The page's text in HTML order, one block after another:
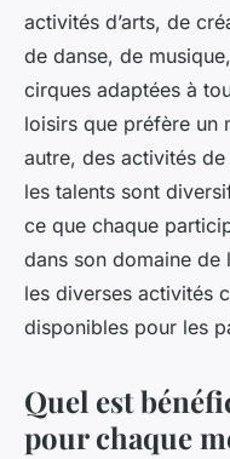
activités d’arts, de
de danse, de
cirques adaptées à
loisirs que préfère un
autre, des activités
les talents sont
ce que chaque
dans son domaine
les diverses activités
disponibles pour les
Quel est
pour chaque